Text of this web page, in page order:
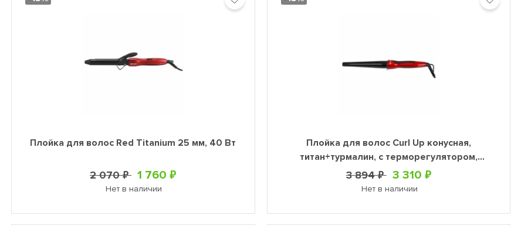
Плойка для волос Red Titanium 25 мм, 40 Вт
2 070 ₽ 1 760 ₽
Нет в наличии
Плойка для волос Curl Up конусная,
титан+турмалин, с терморегулятором,
диаметр 19-32мм, 60Вт
3 894 ₽ 3 310 ₽
Нет в наличии